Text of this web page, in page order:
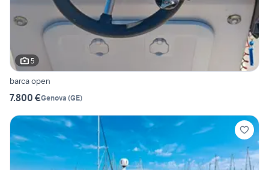
5
barca open
7.800 €Genova (GE)